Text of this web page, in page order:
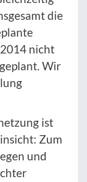
die
nicht
Wir
ist
Zum
und